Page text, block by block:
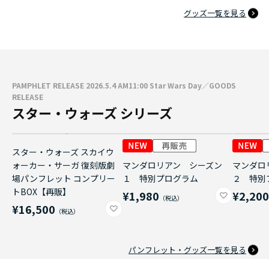
グッズ一覧を見る
PAMPHLET RELEASE 2026.5.4 AM11:00 Star Wars Day／GOODS
RELEASE
スター・ウォーズ シリーズ
スター・ウォーズ スカイウ
ォーカー・サーガ 復刻版劇
場パンフレット コンプリー
トBOX【再販】
¥16,500
マンダロリアン シーズン
１ 特別プログラム
¥1,980
マンダ
２ 特別
¥2,200
パンフレット・グッズ一覧を見る